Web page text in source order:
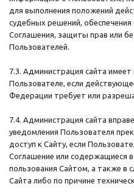
для выполнения положений
судебных решений,
Соглашения, защиты прав или
Пользователей.
7.3. Администрация сайта
Пользователе, если
Федерации требует или
7.4. Администрация сайта
уведомления Пользователя
доступ к Сайту, если
Соглашение или содержащиеся
пользования Сайтом, а также в
Сайта либо по причине